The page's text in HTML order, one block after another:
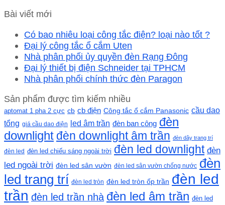
Bài viết mới
Có bao nhiêu loại công tắc điện? loại nào tốt ?
Đại lý công tắc ổ cắm Uten
Nhà phân phối ủy quyền đèn Rạng Đông
Đại lý thiết bị điện Schneider tại TPHCM
Nhà phân phối chính thức đèn Paragon
Sản phẩm được tìm kiếm nhiều
aptomat 1 pha 2 cực cb cb điện Công tắc ổ cắm Panasonic cầu dao
tổng giá cầu dao điện led âm trần đèn ban công đèn
downlight đèn downlight âm trần đèn dây trang trí
đèn led đèn led chiếu sáng ngoài trời đèn led downlight đèn
led ngoài trời đèn led sân vườn đèn led sân vườn chống nước đèn
led trang trí đèn led tròn đèn led tròn ốp trần đèn led
trần đèn led trần nhà đèn led âm trần đèn led